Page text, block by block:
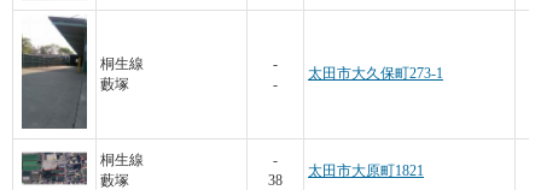
桐生線
藪塚
-
-
太田市大久保町273-1
桐生線
藪塚
-
38
太田市大原町1821